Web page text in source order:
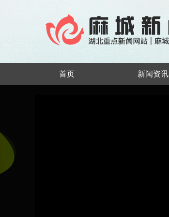
首页 新闻资讯